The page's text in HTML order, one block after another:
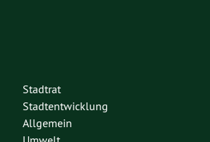
Stadtrat
Stadtentwicklung
Allgemein